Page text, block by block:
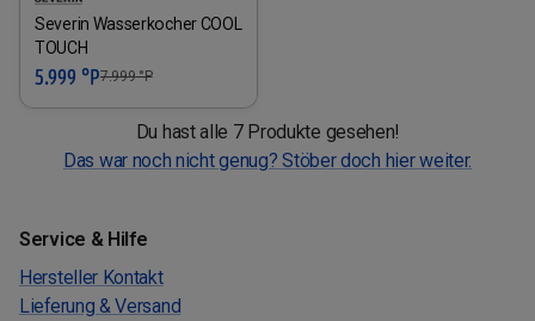
Severin Wasserkocher COOL
TOUCH
5.999 °P7.999°P
Du hast alle 7 Produkte gesehen!
Das war noch nicht genug? Stöber doch hier weiter.
Service & Hilfe
Hersteller Kontakt
Lieferung & Versand